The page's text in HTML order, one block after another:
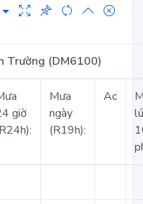
Trường (DM6100)
giờ
Mưa
ngày
(R19h):
Ac